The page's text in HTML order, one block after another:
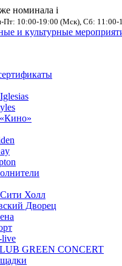
номинала i
Пт: 10:00-19:00 (Мск), Сб: 11:00-
и культурные
Холл
Дворец
live
GREEN CONCERT